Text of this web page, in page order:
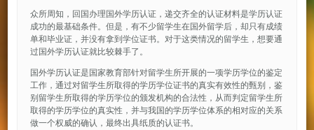
众所周知，回国办理国外学历认证，递交齐全的认证材料是学历认证
成功的最基础条件。但是，有不少留学生在国外留学后，却只有成绩
单和毕业证，并没有拿到学位证书。对于这类情况的留学生，想要通
过国外学历认证就比较棘手了。
国外学历认证是国家教育部针对留学生所开展的一项学历学位的鉴定
工作，通过对留学生所取得的学历学位证书的真实有效性的甄别，鉴
别留学生所取得的学历学位的颁发机构的合法性，从而判定留学生所
取得的学历学位的真实性，并与我国的学历学位体系的相对应的关系
做一个权威的确认，最终出具纸质的认证书。